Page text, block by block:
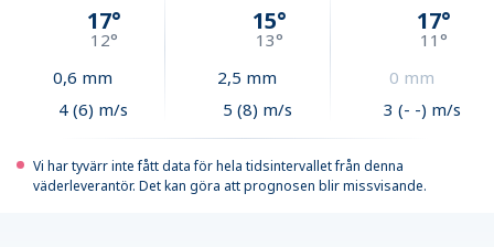
17°
12°
0,6 mm
4 (6) m/s
15°
13°
2,5 mm
5 (8) m/s
17°
11°
0 mm
3 (- -) m/s
Vi har tyvärr inte fått data för hela tidsintervallet från denna
väderleverantör. Det kan göra att prognosen blir missvisande.